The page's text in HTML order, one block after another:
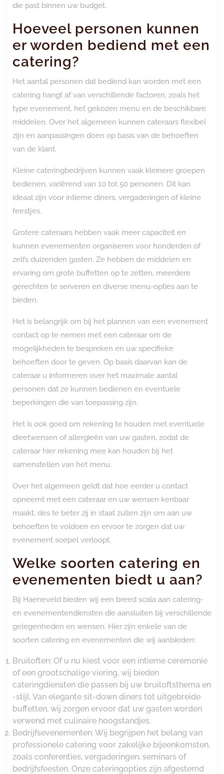
die past binnen uw budget.
Hoeveel personen kunnen
er worden bediend met een
catering?
Het aantal personen dat bediend kan worden met een
catering hangt af van verschillende factoren, zoals het
type evenement, het gekozen menu en de beschikbare
middelen. Over het algemeen kunnen cateraars flexibel
zijn en aanpassingen doen op basis van de behoeften
van de klant.
Kleine cateringbedrijven kunnen vaak kleinere groepen
bedienen, variërend van 10 tot 50 personen. Dit kan
ideaal zijn voor intieme diners, vergaderingen of kleine
feestjes.
Grotere cateraars hebben vaak meer capaciteit en
kunnen evenementen organiseren voor honderden of
zelfs duizenden gasten. Ze hebben de middelen en
ervaring om grote buffetten op te zetten, meerdere
gerechten te serveren en diverse menu-opties aan te
bieden.
Het is belangrijk om bij het plannen van een evenement
contact op te nemen met een cateraar om de
mogelijkheden te bespreken en uw specifieke
behoeften door te geven. Op basis daarvan kan de
cateraar u informeren over het maximale aantal
personen dat ze kunnen bedienen en eventuele
beperkingen die van toepassing zijn.
Het is ook goed om rekening te houden met eventuele
dieetwensen of allergieën van uw gasten, zodat de
cateraar hier rekening mee kan houden bij het
samenstellen van het menu.
Over het algemeen geldt dat hoe eerder u contact
opneemt met een cateraar en uw wensen kenbaar
maakt, des te beter zij in staat zullen zijn om aan uw
behoeften te voldoen en ervoor te zorgen dat uw
evenement soepel verloopt.
Welke soorten catering en
evenementen biedt u aan?
Bij Haeneveld bieden wij een breed scala aan catering-
en evenementendiensten die aansluiten bij verschillende
gelegenheden en wensen. Hier zijn enkele van de
soorten catering en evenementen die wij aanbieden:
Bruiloften: Of u nu kiest voor een intieme ceremonie
of een grootschalige viering, wij bieden
cateringdiensten die passen bij uw bruiloftsthema en
-stijl. Van elegante sit-down diners tot uitgebreide
buffetten, wij zorgen ervoor dat uw gasten worden
verwend met culinaire hoogstandjes.
Bedrijfsevenementen: Wij begrijpen het belang van
professionele catering voor zakelijke bijeenkomsten,
zoals conferenties, vergaderingen, seminars of
bedrijfsfeesten. Onze cateringopties zijn afgestemd